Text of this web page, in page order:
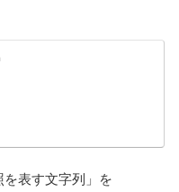
表す文字列」を